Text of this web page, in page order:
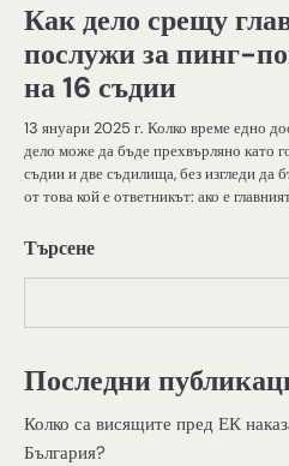
Как дело срещу
послужи за пинг-
на 16 съдии
13 януари 2025 г. Колко време едно
дело може да бъде прехвърляно като
съдии и две съдилища, без изгледи да
от това кой е ответникът: ако е
Търсене
Последни
Колко са висящите пред ЕК
България?